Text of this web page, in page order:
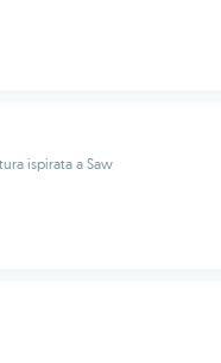
ispirata a Saw